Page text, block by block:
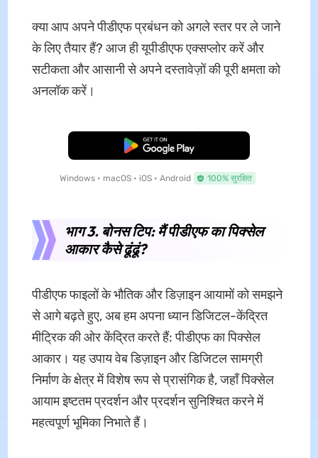
क्या आप अपने पीडीएफ प्रबंधन को अगले स्तर पर ले जाने
के लिए तैयार हैं? आज ही यूपीडीएफ एक्सप्लोर करें और
सटीकता और आसानी से अपने दस्तावेज़ों की पूरी क्षमता को
अनलॉक करें।
मुफ्त डाउनलोड
Windows • macOS • iOS • Android 100% सुरक्षित
भाग 3. बोनस टिप: मैं पीडीएफ का पिक्सेल
आकार कैसे ढूंढूं?
पीडीएफ फाइलों के भौतिक और डिज़ाइन आयामों को समझने
से आगे बढ़ते हुए, अब हम अपना ध्यान डिजिटल-केंद्रित
मीट्रिक की ओर केंद्रित करते हैं: पीडीएफ का पिक्सेल
आकार। यह उपाय वेब डिज़ाइन और डिजिटल सामग्री
निर्माण के क्षेत्र में विशेष रूप से प्रासंगिक है, जहाँ पिक्सेल
आयाम इष्टतम प्रदर्शन और प्रदर्शन सुनिश्चित करने में
महत्वपूर्ण भूमिका निभाते हैं।